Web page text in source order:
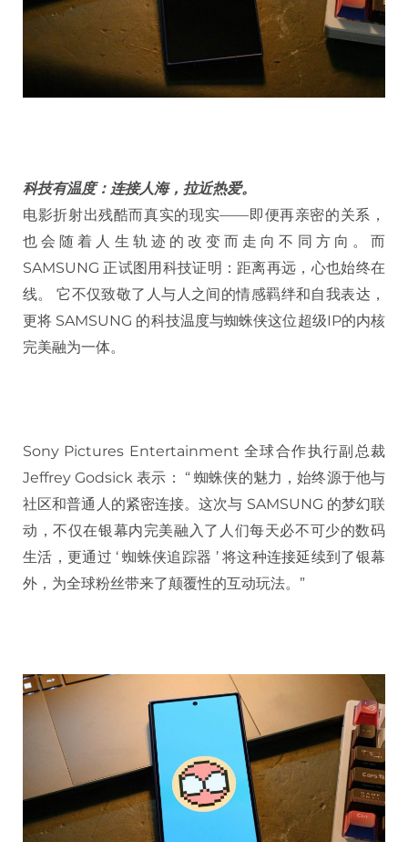
科技有温度：连接人海，拉近热爱。
电影折射出残酷而真实的现实——即便再亲密的关系，
也会随着人生轨迹的改变而走向不同方向。而
SAMSUNG 正试图用科技证明：距离再远，心也始终在
线。 它不仅致敬了人与人之间的情感羁绊和自我表达，
更将 SAMSUNG 的科技温度与蜘蛛侠这位超级IP的内核
完美融为一体。
Sony Pictures Entertainment 全球合作执行副总裁
Jeffrey Godsick 表示： “ 蜘蛛侠的魅力，始终源于他与
社区和普通人的紧密连接。这次与 SAMSUNG 的梦幻联
动，不仅在银幕内完美融入了人们每天必不可少的数码
生活，更通过 ‘ 蜘蛛侠追踪器 ’ 将这种连接延续到了银幕
外，为全球粉丝带来了颠覆性的互动玩法。”